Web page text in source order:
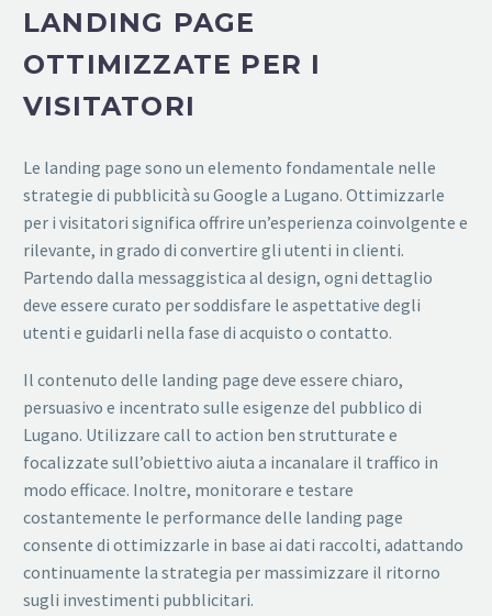
LANDING PAGE
OTTIMIZZATE PER I
VISITATORI
Le landing page sono un elemento fondamentale nelle
strategie di pubblicità su Google a Lugano. Ottimizzarle
per i visitatori significa offrire un’esperienza coinvolgente e
rilevante, in grado di convertire gli utenti in clienti.
Partendo dalla messaggistica al design, ogni dettaglio
deve essere curato per soddisfare le aspettative degli
utenti e guidarli nella fase di acquisto o contatto.
Il contenuto delle landing page deve essere chiaro,
persuasivo e incentrato sulle esigenze del pubblico di
Lugano. Utilizzare call to action ben strutturate e
focalizzate sull’obiettivo aiuta a incanalare il traffico in
modo efficace. Inoltre, monitorare e testare
costantemente le performance delle landing page
consente di ottimizzarle in base ai dati raccolti, adattando
continuamente la strategia per massimizzare il ritorno
sugli investimenti pubblicitari.